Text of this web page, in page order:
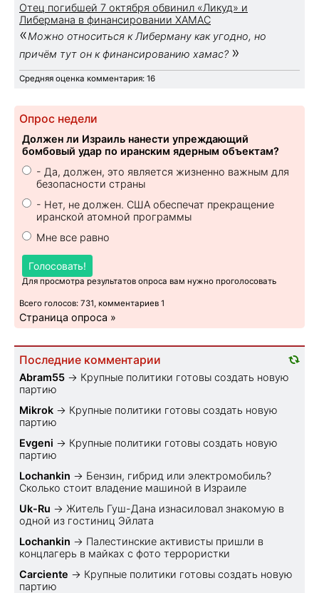
Отец погибшей 7 октября обвинил «Ликуд» и
Либермана в финансировании ХАМАС
«Можно относиться к Либерману как угодно, но
причём тут он к финансированию хамас? »
Средняя оценка комментария: 16
Опрос недели
Должен ли Израиль нанести упреждающий
бомбовый удар по иранским ядерным объектам?
- Да, должен, это является жизненно важным для
безопасности страны
- Нет, не должен. США обеспечат прекращение
иранской атомной программы
Мне все равно
Голосовать!
Для просмотра результатов опроса вам нужно проголосовать
Всего голосов: 731, комментариев 1
Страница опроса »
Последние комментарии
Abram55 → Крупные политики готовы создать новую
партию
Mikrok → Крупные политики готовы создать новую
партию
Evgeni → Крупные политики готовы создать новую
партию
Lochankin → Бензин, гибрид или электромобиль?
Cколько стоит владение машиной в Израиле
Uk-Ru → Житель Гуш-Дана изнасиловал знакомую в
одной из гостиниц Эйлата
Lochankin → Палестинские активисты пришли в
концлагерь в майках с фото террористки
Carciente → Крупные политики готовы создать новую
партию